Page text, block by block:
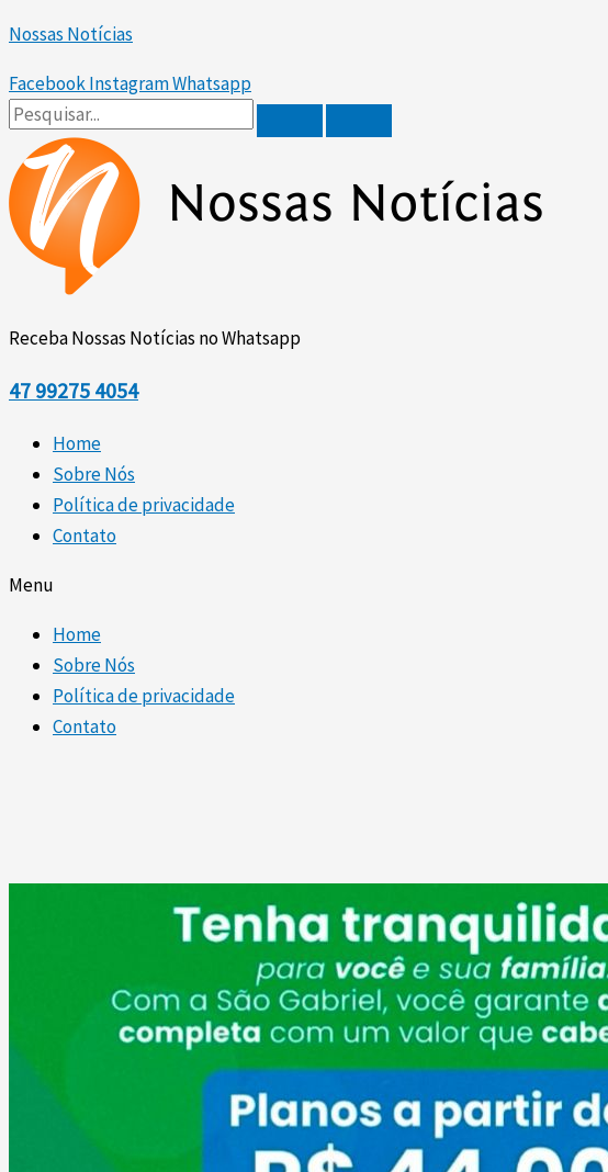
para
o
conteúdo
Nossas Notícias
FacebookInstagramWhatsapp
Receba Nossas Notícias no Whatsapp
47 99275 4054
Home
Sobre Nós
Política de privacidade
Contato
Menu
Home
Sobre Nós
Política de privacidade
Contato
Up